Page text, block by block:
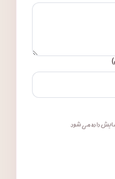
داده می‌شود.